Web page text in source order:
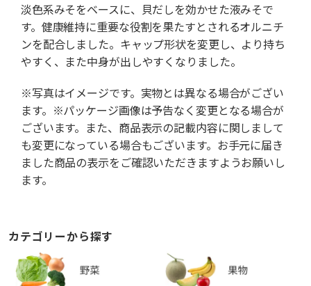
淡色系みそをベースに、貝だしを効かせた液みそで
す。健康維持に重要な役割を果たすとされるオルニチ
ンを配合しました。キャップ形状を変更し、より持ち
やすく、また中身が出しやすくなりました。
※写真はイメージです。実物とは異なる場合がござい
ます。※パッケージ画像は予告なく変更となる場合が
ございます。また、商品表示の記載内容に関しまして
も変更になっている場合もございます。お手元に届き
ました商品の表示をご確認いただきますようお願いし
ます。
カテゴリーから探す